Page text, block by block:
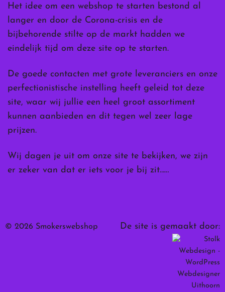
Het idee om een webshop te starten bestond al
langer en door de Corona-crisis en de
bijbehorende stilte op de markt hadden we
eindelijk tijd om deze site op te starten.
De goede contacten met grote leveranciers en onze
perfectionistische instelling heeft geleid tot deze
site, waar wij jullie een heel groot assortiment
kunnen aanbieden en dit tegen wel zeer lage
prijzen.
Wij dagen je uit om onze site te bekijken, we zijn
er zeker van dat er iets voor je bij zit……
© 2026 Smokerswebshop De site is gemaakt door: